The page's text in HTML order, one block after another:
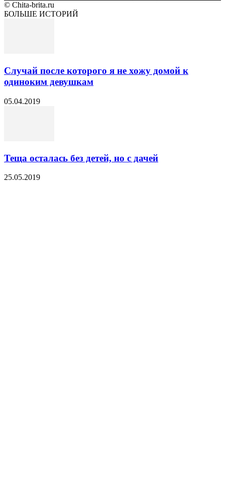
© Chita-brita.ru
БОЛЬШЕ ИСТОРИЙ
Случай после которого я не хожу домой к
одиноким девушкам
05.04.2019
Теща осталась без детей, но с дачей
25.05.2019